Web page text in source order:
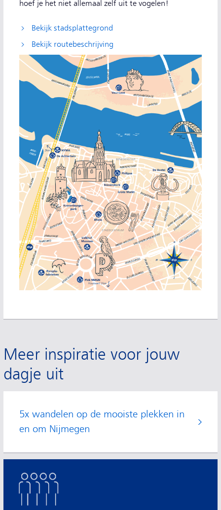
hoef je het niet allemaal zelf uit te vogelen!
Bekijk stadsplattegrond
Bekijk routebeschrijving
Meer inspiratie voor jouw
dagje uit
5x wandelen op de mooiste plekken in
en om Nijmegen